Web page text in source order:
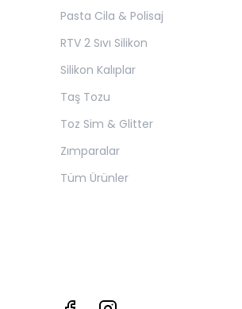
Pasta Cila & Polisaj
RTV 2 Sıvı Silikon
Silikon Kalıplar
Taş Tozu
Toz Sim & Glitter
Zımparalar
Tüm Ürünler